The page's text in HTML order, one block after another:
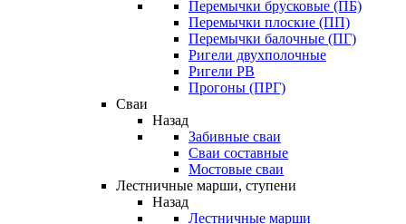
Перемычки брусковые (ПБ)
Перемычки плоские (ПП)
Перемычки балочные (ПГ)
Ригели двухполочные
Ригели РВ
Прогоны (ПРГ)
Сваи
Назад
Забивные сваи
Сваи составные
Мостовые сваи
Лестничные марши, ступени
Назад
Лестничные марши